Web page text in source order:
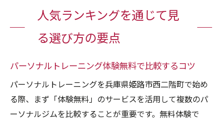
人気ランキングを通じて見
る選び方の要点
パーソナルトレーニング体験無料で比較するコツ
パーソナルトレーニングを兵庫県姫路市西二階町で始め
る際、まず「体験無料」のサービスを活用して複数のパ
ーソナルジムを比較することが重要です。無料体験で